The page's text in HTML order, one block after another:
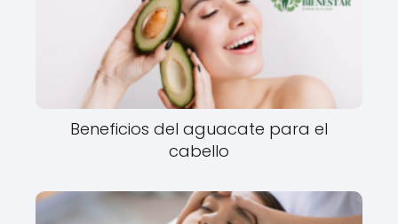
Beneficios del aguacate para el
cabello